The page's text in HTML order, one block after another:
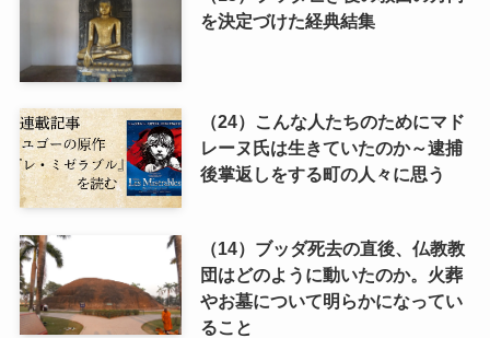
を決定づけた経典結集
（24）こんな人たちのためにマド
レーヌ氏は生きていたのか～逮捕
後掌返しをする町の人々に思う
（14）ブッダ死去の直後、仏教教
団はどのように動いたのか。火葬
やお墓について明らかになってい
ること